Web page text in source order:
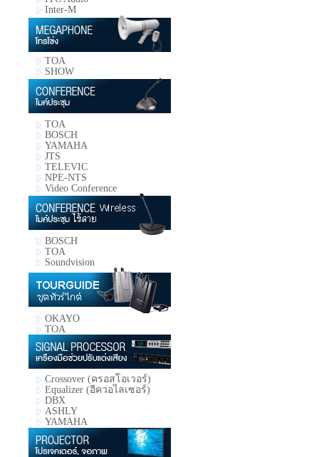
Inter-M
TOA
SHOW
TOA
BOSCH
YAMAHA
JTS
TELEVIC
NPE-NTS
Video Conference
BOSCH
TOA
Soundvision
OKAYO
TOA
Crossover (ครอสโอเวอร์)
Equalizer (อีควอไลเซอร์)
DBX
ASHLY
YAMAHA